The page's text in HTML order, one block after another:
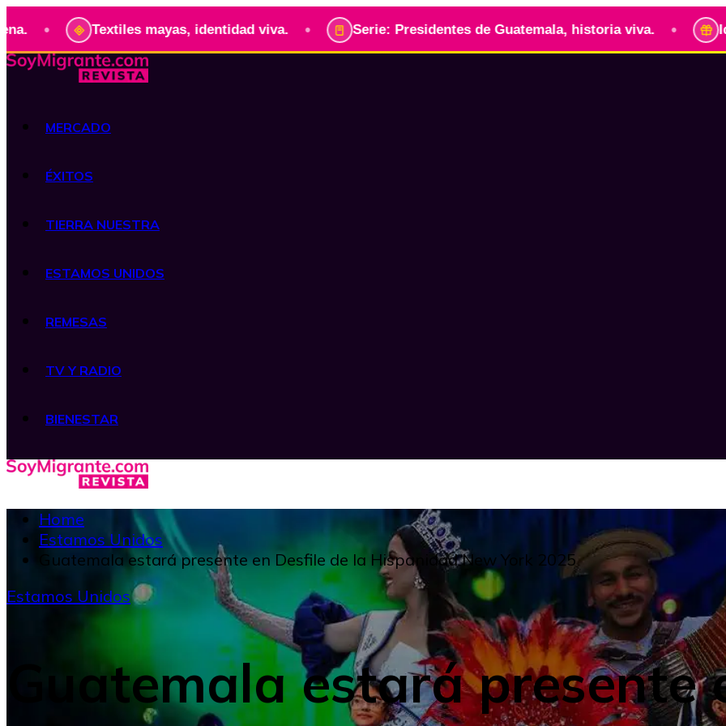
Textiles mayas, identidad viva. • Serie: Presidentes de Guatemala, historia viva. • Identidad
MERCADO
ÉXITOS
TIERRA NUESTRA
ESTAMOS UNIDOS
REMESAS
TV Y RADIO
BIENESTAR
Home
Estamos Unidos
Guatemala estará presente en Desfile de la Hispanidad New York 2025
Estamos Unidos
Guatemala estará presente